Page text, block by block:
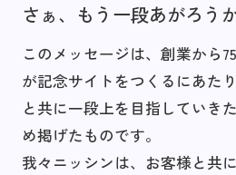
さぁ、もう一段あがろうか
このメッセージは、創業から
が記念サイトをつくるにあたり
と共に一段上を目指していき
め掲げたものです。
我々ニッシンは、お客様と共